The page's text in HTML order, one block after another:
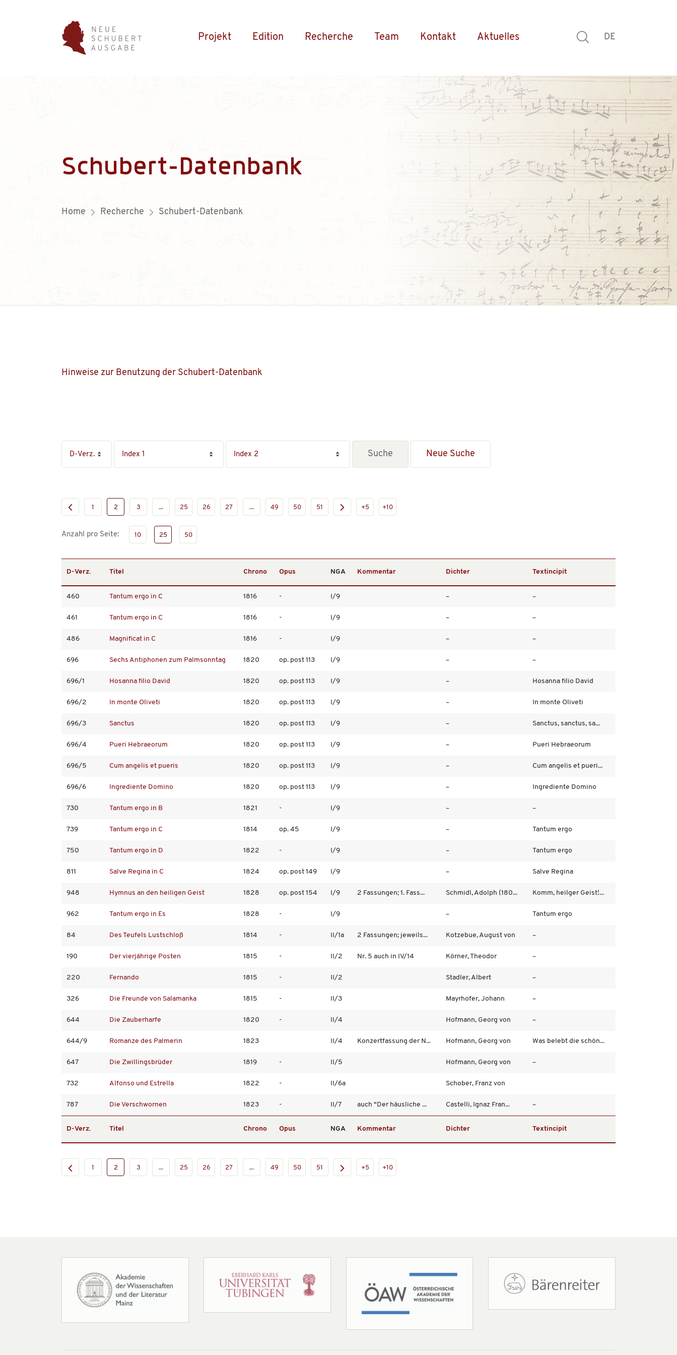
Projekt Edition Recherche Team Kontakt Aktuelles DE
Schubert-Datenbank
Home Recherche Schubert-Datenbank
Hinweise zur Benutzung der Schubert-Datenbank
Neue Suche
1 2 3 ... 25 26 27 ... 49 50 51 +5 +10
Anzahl pro Seite: 10 25 50
D-Verz. Titel Chrono Opus NGA Kommentar Dichter Textincipit
460 Tantum ergo in C 1816 - I/9 – –
461 Tantum ergo in C 1816 - I/9 – –
486 Magnificat in C 1816 - I/9 – –
696 Sechs Antiphonen zum Palmsonntag 1820 op. post 113 I/9 – –
696/1 Hosanna filio David 1820 op. post 113 I/9 – Hosanna filio David
696/2 In monte Oliveti 1820 op. post 113 I/9 – In monte Oliveti
696/3 Sanctus 1820 op. post 113 I/9 – Sanctus, sanctus, sa...
696/4 Pueri Hebraeorum 1820 op. post 113 I/9 – Pueri Hebraeorum
696/5 Cum angelis et pueris 1820 op. post 113 I/9 – Cum angelis et pueri...
696/6 Ingrediente Domino 1820 op. post 113 I/9 – Ingrediente Domino
730 Tantum ergo in B 1821 - I/9 – –
739 Tantum ergo in C 1814 op. 45 I/9 – Tantum ergo
750 Tantum ergo in D 1822 - I/9 – Tantum ergo
811 Salve Regina in C 1824 op. post 149 I/9 – Salve Regina
948 Hymnus an den heiligen Geist 1828 op. post 154 I/9 2 Fassungen; 1. Fass... Schmidl, Adolph (180... Komm, heilger Geist!...
962 Tantum ergo in Es 1828 - I/9 – Tantum ergo
84 Des Teufels Lustschloß 1814 - II/1a 2 Fassungen; jeweils... Kotzebue, August von –
190 Der vierjährige Posten 1815 - II/2 Nr. 5 auch in IV/14 Körner, Theodor –
220 Fernando 1815 - II/2 Stadler, Albert –
326 Die Freunde von Salamanka 1815 - II/3 Mayrhofer, Johann –
644 Die Zauberharfe 1820 - II/4 Hofmann, Georg von –
644/9 Romanze des Palmerin 1823 II/4 Konzertfassung der N... Hofmann, Georg von Was belebt die schön...
647 Die Zwillingsbrüder 1819 - II/5 Hofmann, Georg von –
732 Alfonso und Estrella 1822 - II/6a Schober, Franz von
787 Die Verschwornen 1823 - II/7 auch "Der häusliche ... Castelli, Ignaz Fran... –
D-Verz. Titel Chrono Opus NGA Kommentar Dichter Textincipit
1 2 3 ... 25 26 27 ... 49 50 51 +5 +10